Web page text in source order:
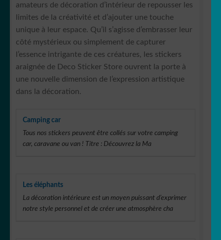
amateurs de décoration d’intérieur de repousser les
limites de la créativité et d’ajouter une touche
unique à leur espace. Qu’il s’agisse d’embrasser leur
côté mystérieux ou simplement de capturer
l’essence intrigante de ces créatures, les stickers
araignée de Deco Sticker Store ouvrent la porte à
une nouvelle dimension de l’expression artistique
dans la décoration.
Camping car
Tous nos stickers peuvent être collés sur votre camping
car, caravane ou van ! Titre : Découvrez la Ma
Les éléphants
La décoration intérieure est un moyen puissant d’exprimer
notre style personnel et de créer une atmosphère cha